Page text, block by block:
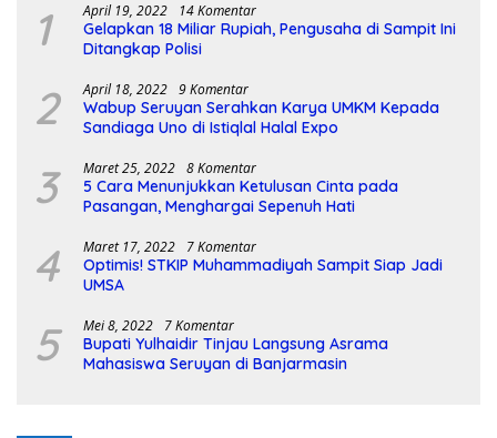
1 April 19, 2022 14 Komentar
Gelapkan 18 Miliar Rupiah, Pengusaha di Sampit Ini
Ditangkap Polisi
2 April 18, 2022 9 Komentar
Wabup Seruyan Serahkan Karya UMKM Kepada
Sandiaga Uno di Istiqlal Halal Expo
3 Maret 25, 2022 8 Komentar
5 Cara Menunjukkan Ketulusan Cinta pada
Pasangan, Menghargai Sepenuh Hati
4 Maret 17, 2022 7 Komentar
Optimis! STKIP Muhammadiyah Sampit Siap Jadi
UMSA
5 Mei 8, 2022 7 Komentar
Bupati Yulhaidir Tinjau Langsung Asrama
Mahasiswa Seruyan di Banjarmasin